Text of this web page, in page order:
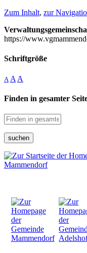
Zum Inhalt, zur
https://
Schriftgröße
A A A
Finden in gesamter
suchen